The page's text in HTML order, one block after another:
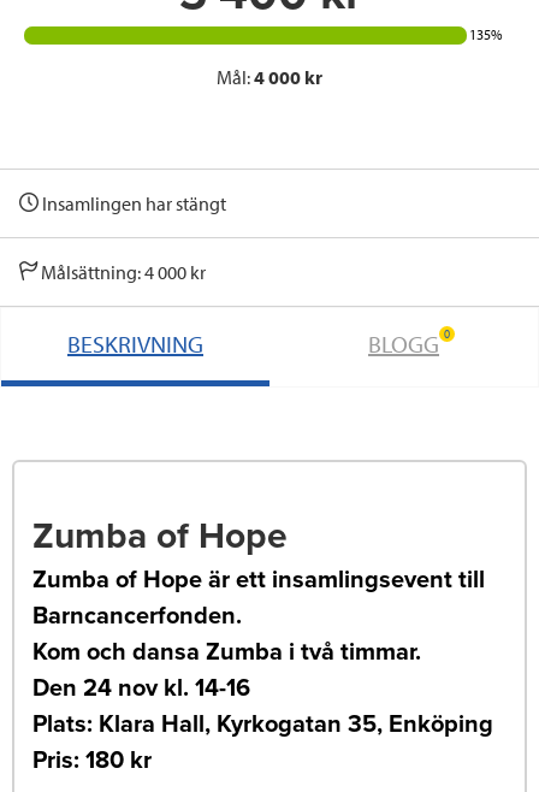
135%
Mål:4 000 kr
Insamlingen har stängt
Målsättning: 4 000 kr
BESKRIVNING BLOGG 0
Zumba of Hope
Zumba of Hope är ett insamlingsevent till
Barncancerfonden.
Kom och dansa Zumba i två timmar.
Den 24 nov kl. 14-16
Plats: Klara Hall, Kyrkogatan 35, Enköping
Pris: 180 kr